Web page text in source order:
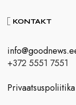
KONTAKT
+372 5551 7551
Privaatsuspoliitika